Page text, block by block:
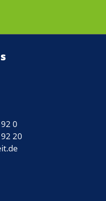
0
20